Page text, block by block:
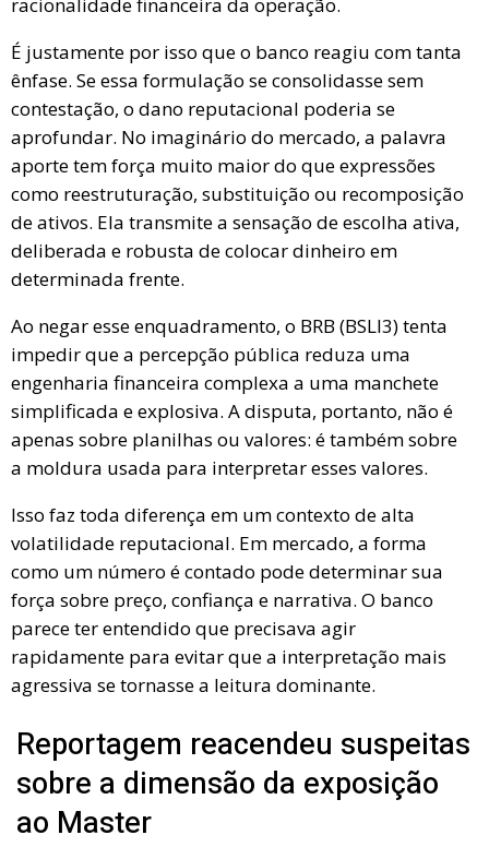
racionalidade financeira da operação.
É justamente por isso que o banco reagiu com tanta
ênfase. Se essa formulação se consolidasse sem
contestação, o dano reputacional poderia se
aprofundar. No imaginário do mercado, a palavra
aporte tem força muito maior do que expressões
como reestruturação, substituição ou recomposição
de ativos. Ela transmite a sensação de escolha ativa,
deliberada e robusta de colocar dinheiro em
determinada frente.
Ao negar esse enquadramento, o BRB (BSLI3) tenta
impedir que a percepção pública reduza uma
engenharia financeira complexa a uma manchete
simplificada e explosiva. A disputa, portanto, não é
apenas sobre planilhas ou valores: é também sobre
a moldura usada para interpretar esses valores.
Isso faz toda diferença em um contexto de alta
volatilidade reputacional. Em mercado, a forma
como um número é contado pode determinar sua
força sobre preço, confiança e narrativa. O banco
parece ter entendido que precisava agir
rapidamente para evitar que a interpretação mais
agressiva se tornasse a leitura dominante.
Reportagem reacendeu suspeitas
sobre a dimensão da exposição
ao Master